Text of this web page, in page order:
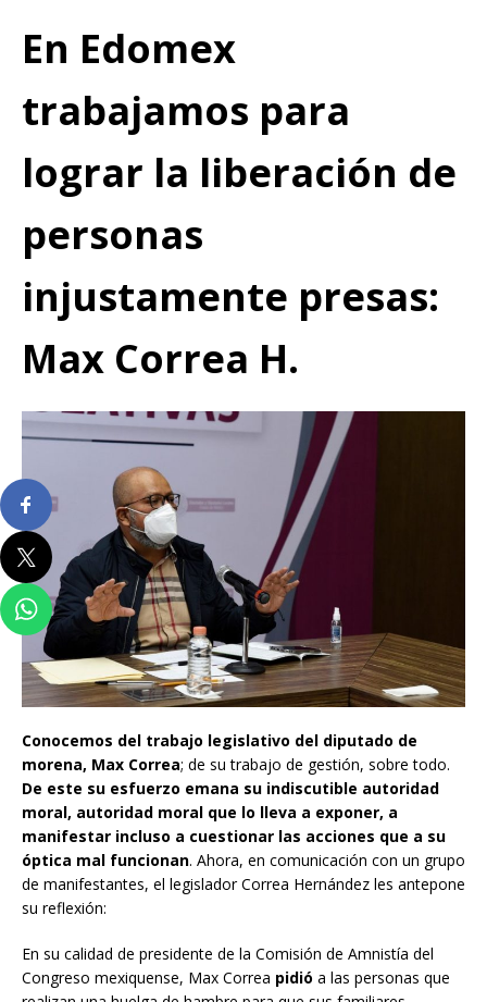
En Edomex
trabajamos para
lograr la liberación de
personas
injustamente presas:
Max Correa H.
Conocemos del trabajo legislativo del diputado de
morena, Max Correa; de su trabajo de gestión, sobre todo.
De este su esfuerzo emana su indiscutible autoridad
moral, autoridad moral que lo lleva a exponer, a
manifestar incluso a cuestionar las acciones que a su
óptica mal funcionan. Ahora, en comunicación con un grupo
de manifestantes, el legislador Correa Hernández les antepone
su reflexión:
En su calidad de presidente de la Comisión de Amnistía del
Congreso mexiquense, Max Correa pidió a las personas que